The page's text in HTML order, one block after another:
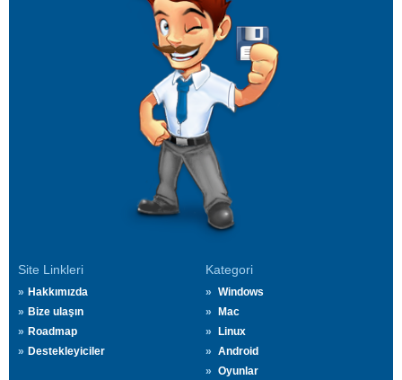
Site Linkleri
Hakkımızda
Bize ulaşın
Roadmap
Destekleyiciler
Kategori
Windows
Mac
Linux
Android
Oyunlar